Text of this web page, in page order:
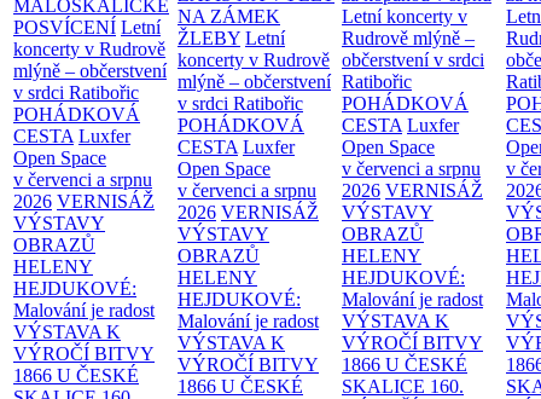
MALOSKALICKÉ
POSVÍCENÍ Letní
koncerty v Rudrově
mlýně – občerstvení
v srdci Ratibořic
POHÁDKOVÁ
CESTA Luxfer
Open Space
v červenci a srpnu
2026 VERNISÁŽ
VÝSTAVY
OBRAZŮ
HELENY
HEJDUKOVÉ:
Malování je radost
VÝSTAVA K
VÝROČÍ BITVY
1866 U ČESKÉ
NA ZÁMEK
ŽLEBY Letní
koncerty v Rudrově
mlýně – občerstvení
v srdci Ratibořic
POHÁDKOVÁ
CESTA Luxfer
Open Space
v červenci a srpnu
2026 VERNISÁŽ
VÝSTAVY
OBRAZŮ
HELENY
HEJDUKOVÉ:
Malování je radost
VÝSTAVA K
VÝROČÍ BITVY
1866 U ČESKÉ
Letní koncerty v
Rudrově mlýně –
občerstvení v srdci
Ratibořic
POHÁDKOVÁ
CESTA Luxfer
Open Space
v červenci a srpnu
2026 VERNISÁŽ
VÝSTAVY
OBRAZŮ
HELENY
HEJDUKOVÉ:
Malování je radost
VÝSTAVA K
VÝROČÍ BITVY
1866 U ČESKÉ
SKALICE 160.
v